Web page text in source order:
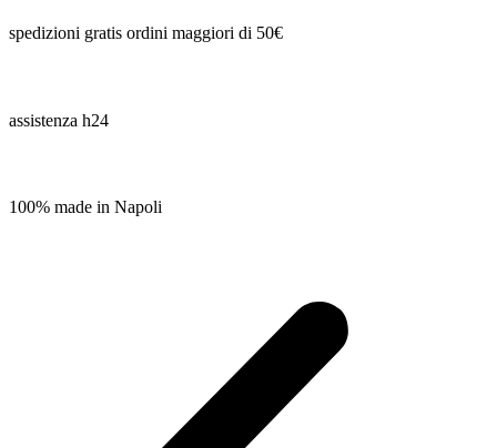
spedizioni gratis ordini maggiori di 50€
assistenza h24
100% made in Napoli